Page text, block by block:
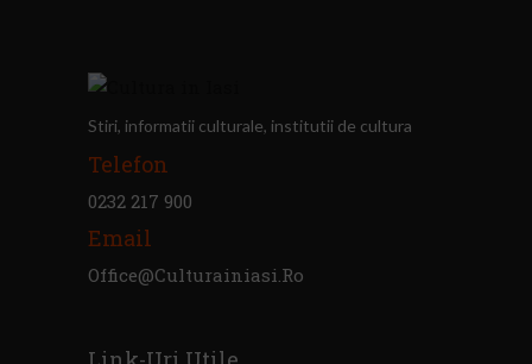
Stiri, informatii culturale, institutii de cultura
Telefon
0232 217 900
Email
Office@culturainiasi.ro